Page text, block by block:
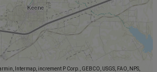
Intermap, increment P Corp., GEBCO, USGS, FAO, NPS,